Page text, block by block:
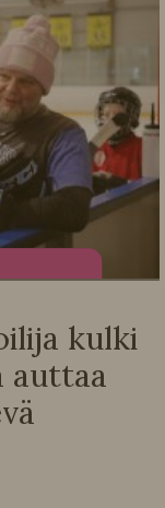
kulki
auttaa